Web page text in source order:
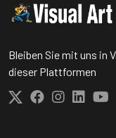
Bleiben Sie mit uns in
dieser Plattformen